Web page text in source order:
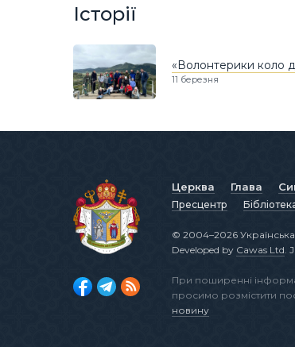
Історії
«Волонтерики коло
11 березня
Церква Глава
Пресцентр
© 2004–2026
Developed by Cawas Ltd .
При поширенні
просимо розмістити
новину